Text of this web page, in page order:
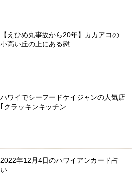
【えひめ丸事故から20年】カカアコの
小高い丘の上にある慰...
ハワイでシーフードケイジャンの人気店
｢クラッキンキッチン...
2022年12月4日のハワイアンカード占
い...